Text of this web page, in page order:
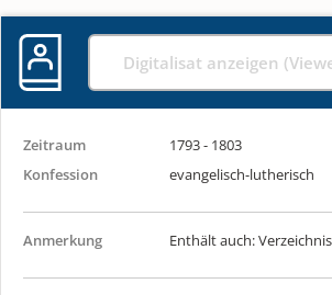
Digitalisat anzeigen
Zeitraum
1793 - 1803
Konfession
evangelisch-lutherisch
Anmerkung Enthält auch: